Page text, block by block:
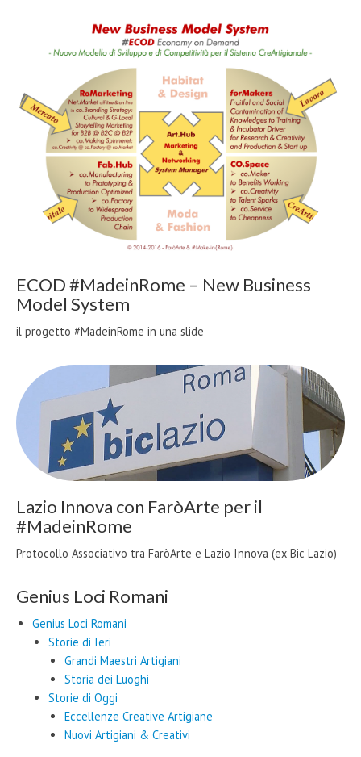
ECOD #MadeinRome – New Business
Model System
il progetto #MadeinRome in una slide
Lazio Innova con FaròArte per il
#MadeinRome
Protocollo Associativo tra FaròArte e Lazio Innova (ex Bic Lazio)
Genius Loci Romani
Genius Loci Romani
Storie di Ieri
Grandi Maestri Artigiani
Storia dei Luoghi
Storie di Oggi
Eccellenze Creative Artigiane
Nuovi Artigiani & Creativi